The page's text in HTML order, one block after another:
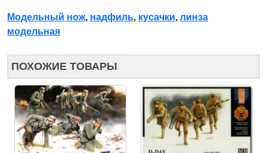
Модельный нож, надфиль, кусачки, линза
модельная
ПОХОЖИЕ ТОВАРЫ